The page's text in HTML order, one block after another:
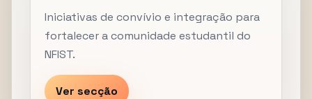
Iniciativas de convívio e integração para
fortalecer a comunidade estudantil do
NFIST.
Ver secção